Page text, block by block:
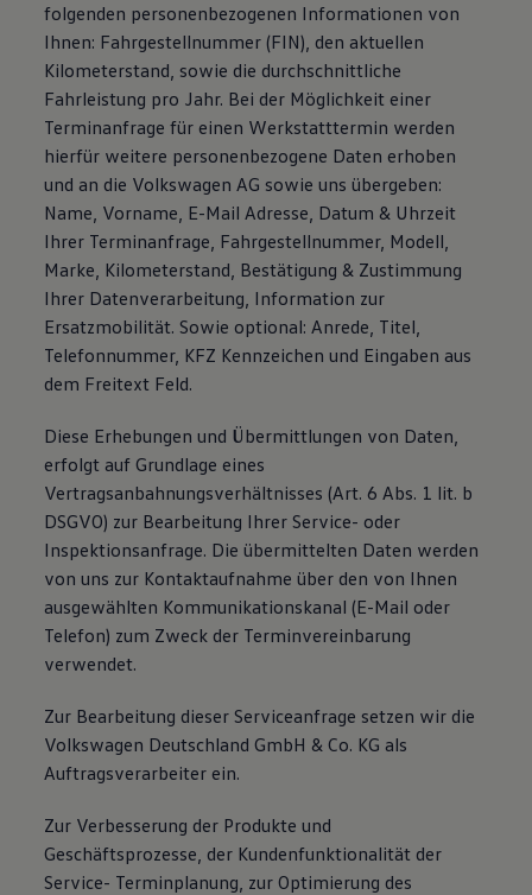
folgenden personenbezogenen Informationen von
Ihnen: Fahrgestellnummer (FIN), den aktuellen
Kilometerstand, sowie die durchschnittliche
Fahrleistung pro Jahr. Bei der Möglichkeit einer
Terminanfrage für einen Werkstatttermin werden
hierfür weitere personenbezogene Daten erhoben
und an die Volkswagen AG sowie uns übergeben:
Name, Vorname, E-Mail Adresse, Datum & Uhrzeit
Ihrer Terminanfrage, Fahrgestellnummer, Modell,
Marke, Kilometerstand, Bestätigung & Zustimmung
Ihrer Datenverarbeitung, Information zur
Ersatzmobilität. Sowie optional: Anrede, Titel,
Telefonnummer, KFZ Kennzeichen und Eingaben aus
dem Freitext Feld.
Diese Erhebungen und Übermittlungen von Daten,
erfolgt auf Grundlage eines
Vertragsanbahnungsverhältnisses (Art. 6 Abs. 1 lit. b
DSGVO) zur Bearbeitung Ihrer Service- oder
Inspektionsanfrage. Die übermittelten Daten werden
von uns zur Kontaktaufnahme über den von Ihnen
ausgewählten Kommunikationskanal (E-Mail oder
Telefon) zum Zweck der Terminvereinbarung
verwendet.
Zur Bearbeitung dieser Serviceanfrage setzen wir die
Volkswagen Deutschland GmbH & Co. KG als
Auftragsverarbeiter ein.
Zur Verbesserung der Produkte und
Geschäftsprozesse, der Kundenfunktionalität der
Service- Terminplanung, zur Optimierung des